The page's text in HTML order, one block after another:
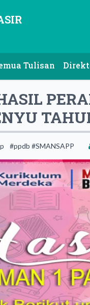
Tulisan
#ppdb #SMANSAPP